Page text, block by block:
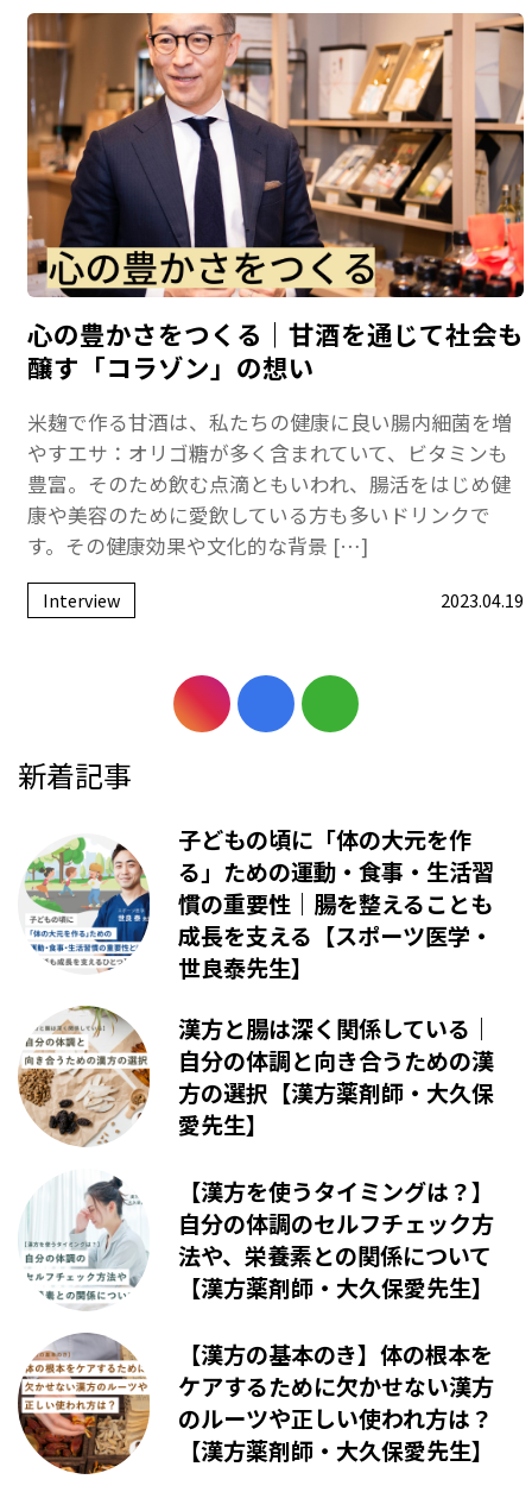
心の豊かさをつくる｜甘酒を通じて社会も
醸す「コラゾン」の想い
米麹で作る甘酒は、私たちの健康に良い腸内細菌を増
やすエサ：オリゴ糖が多く含まれていて、ビタミンも
豊富。そのため飲む点滴ともいわれ、腸活をはじめ健
康や美容のために愛飲している方も多いドリンクで
す。その健康効果や文化的な背景 […]
Interview 2023.04.19
新着記事
子どもの頃に「体の大元を作
る」ための運動・食事・生活習
慣の重要性｜腸を整えることも
成長を支える【スポーツ医学・
世良泰先生】
漢方と腸は深く関係している｜
自分の体調と向き合うための漢
方の選択【漢方薬剤師・大久保
愛先生】
【漢方を使うタイミングは？】
自分の体調のセルフチェック方
法や、栄養素との関係について
【漢方薬剤師・大久保愛先生】
【漢方の基本のき】体の根本を
ケアするために欠かせない漢方
のルーツや正しい使われ方は？
【漢方薬剤師・大久保愛先生】